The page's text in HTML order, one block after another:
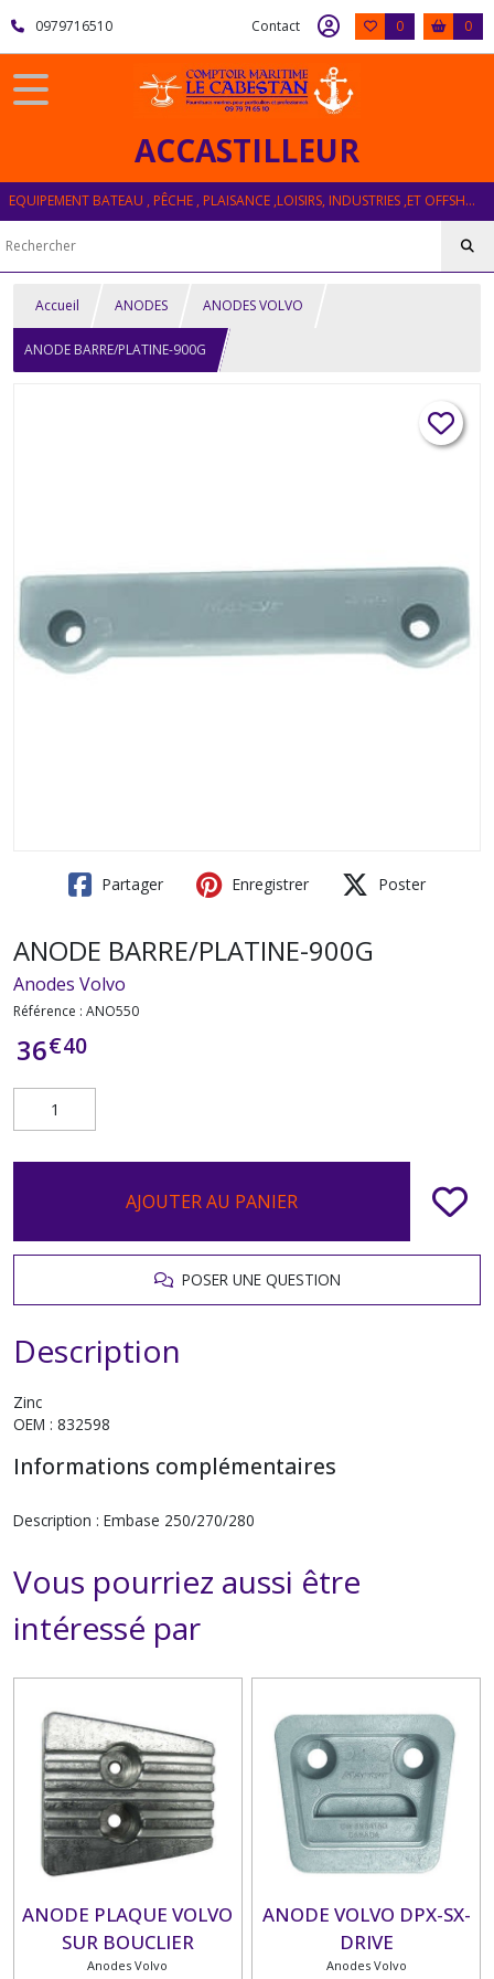
0979716510 Contact 0 0
ACCASTILLEUR
EQUIPEMENT BATEAU , PÊCHE , PLAISANCE ,LOISIRS, INDUSTRIES ,ET OFFSHORE
Accueil ANODES ANODES VOLVO
ANODE BARRE/PLATINE-900G
Partager Enregistrer Poster
ANODE BARRE/PLATINE-900G
Anodes Volvo
Référence : ANO550
36€40
AJOUTER AU PANIER
POSER UNE QUESTION
Description
Zinc
OEM : 832598
Informations complémentaires
Description : Embase 250/270/280
Vous pourriez aussi être
intéressé par
ANODE PLAQUE VOLVO
SUR BOUCLIER
Anodes Volvo
ANODE VOLVO DPX-SX-
DRIVE
Anodes Volvo